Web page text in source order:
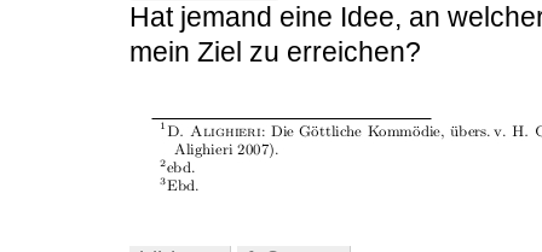
Hat jemand eine Idee, an
mein Ziel zu erreichen?